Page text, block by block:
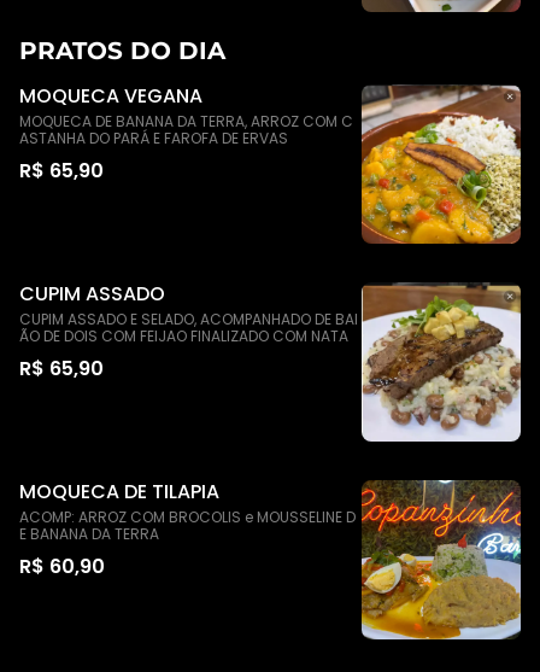
PRATOS DO DIA
MOQUECA VEGANA
MOQUECA DE BANANA DA TERRA, ARROZ COM C
ASTANHA DO PARÁ E FAROFA DE ERVAS
R$ 65,90
CUPIM ASSADO
CUPIM ASSADO E SELADO, ACOMPANHADO DE BAI
ÃO DE DOIS COM FEIJAO FINALIZADO COM NATA
R$ 65,90
MOQUECA DE TILAPIA
ACOMP: ARROZ COM BROCOLIS e MOUSSELINE D
E BANANA DA TERRA
R$ 60,90